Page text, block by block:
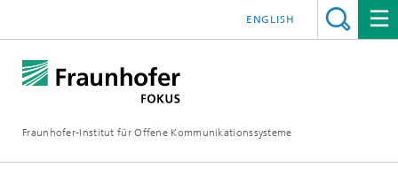
Fraunhofer-Institut für Offene Kommunikationssysteme
ENGLISH